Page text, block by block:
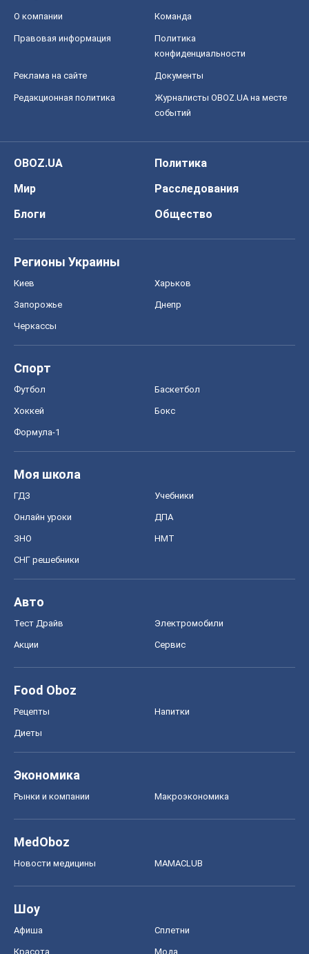
О компании Команда
Правовая информация
Политика
конфиденциальности
Реклама на сайте Документы
Редакционная политика
Журналисты OBOZ.UA на месте
событий
OBOZ.UA
Политика
Мир
Расследования
Блоги
Общество
Регионы Украины
Киев Харьков
Запорожье Днепр
Черкассы
Спорт
Футбол Баскетбол
Хоккей Бокс
Формула-1
Моя школа
ГДЗ Учебники
Онлайн уроки ДПА
ЗНО НМТ
СНГ решебники
Авто
Тест Драйв Электромобили
Акции Сервис
Food Oboz
Рецепты Напитки
Диеты
Экономика
Рынки и компании Mакроэкономика
MedOboz
Новости медицины MAMACLUB
Шоу
Афиша Сплетни
Красота Мода